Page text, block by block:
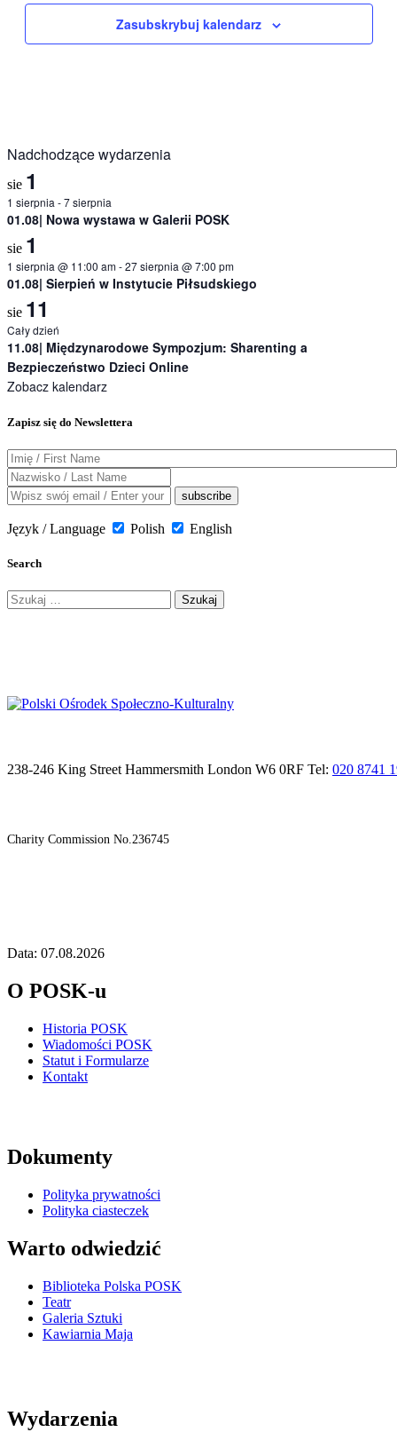
Zasubskrybuj kalendarz
Nadchodzące wydarzenia
sie 1
1 sierpnia -7 sierpnia
01.08| Nowa wystawa w Galerii POSK
sie 1
1 sierpnia @ 11:00 am-27 sierpnia @ 7:00 pm
01.08| Sierpień w Instytucie Piłsudskiego
sie 11
Cały dzień
11.08| Międzynarodowe Sympozjum: Sharenting a
Bezpieczeństwo Dzieci Online
Zobacz kalendarz
Zapisz się do Newslettera
Język / Language Polish English
Search
Szukaj:
238-246 King Street Hammersmith London W6 0RF Tel: 020 8741
Charity Commission No.236745
Data: 07.08.2026
O POSK-u
Historia POSK
Wiadomości POSK
Statut i Formularze
Kontakt
Dokumenty
Polityka prywatności
Polityka ciasteczek
Warto odwiedzić
Biblioteka Polska POSK
Teatr
Galeria Sztuki
Kawiarnia Maja
Wydarzenia